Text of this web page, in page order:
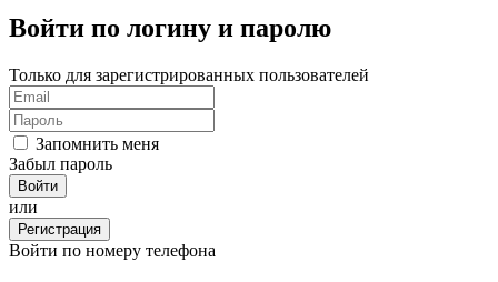
Войти по логину и паролю
Только для зарегистрированных пользователей
Запомнить меня
Забыл пароль
или
Регистрация
Войти по номеру телефона